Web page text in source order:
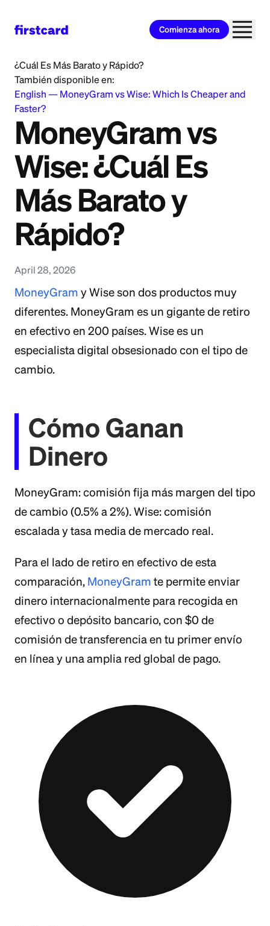
Comienza ahora
¿Cuál Es Más Barato y Rápido?
También disponible en:
English — MoneyGram vs Wise: Which Is Cheaper and
Faster?
MoneyGram vs
Wise: ¿Cuál Es
Más Barato y
Rápido?
April 28, 2026
MoneyGram y Wise son dos productos muy
diferentes. MoneyGram es un gigante de retiro
en efectivo en 200 países. Wise es un
especialista digital obsesionado con el tipo de
cambio.
Cómo Ganan
Dinero
MoneyGram: comisión fija más margen del tipo
de cambio (0.5% a 2%). Wise: comisión
escalada y tasa media de mercado real.
Para el lado de retiro en efectivo de esta
comparación, MoneyGram te permite enviar
dinero internacionalmente para recogida en
efectivo o depósito bancario, con $0 de
comisión de transferencia en tu primer envío
en línea y una amplia red global de pago.